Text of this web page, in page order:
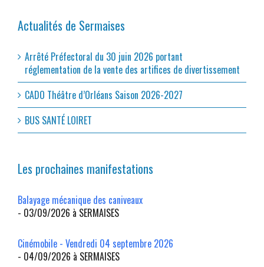
Actualités de Sermaises
Arrêté Préfectoral du 30 juin 2026 portant
réglementation de la vente des artifices de divertissement
CADO Théâtre d’Orléans Saison 2026-2027
BUS SANTÉ LOIRET
Les prochaines manifestations
Balayage mécanique des caniveaux
- 03/09/2026 à SERMAISES
Cinémobile - Vendredi 04 septembre 2026
- 04/09/2026 à SERMAISES